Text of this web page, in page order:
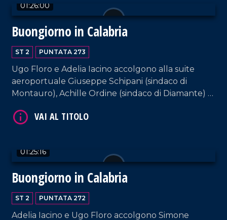
01:26:00
Buongiorno in Calabria
ST 2 PUNTATA 273
Ugo Floro e Adelia Iacino accolgono alla suite
aeroportuale Giuseppe Schipani (sindaco di
Montauro), Achille Ordine (sindaco di Diamante) e
01:25:16
Buongiorno in Calabria
ST 2 PUNTATA 272
Adelia Iacino e Ugo Floro accolgono Simone
VAI AL TITOLO
VAI AL TITOLO